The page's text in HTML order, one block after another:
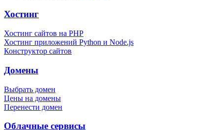
Хостинг
Хостинг сайтов на PHP
Хостинг приложений Python и Node.js
Конструктор сайтов
Домены
Выбрать домен
Цены на домены
Перенести домен
Облачные сервисы